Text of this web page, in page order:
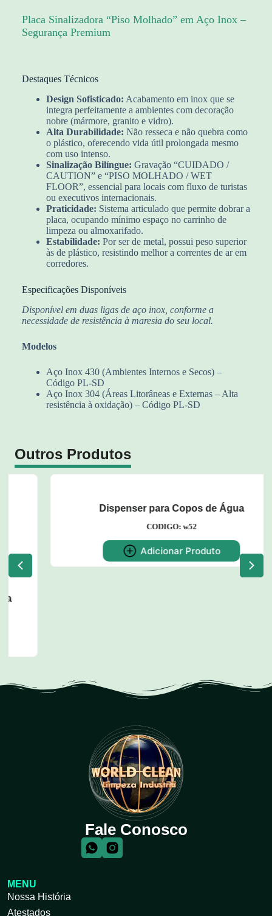
Placa Sinalizadora “Piso Molhado” em Aço Inox –
Segurança Premium
Destaques Técnicos
Design Sofisticado: Acabamento em inox que se
integra perfeitamente a ambientes com decoração
nobre (mármore, granito e vidro).
Alta Durabilidade: Não resseca e não quebra como
o plástico, oferecendo vida útil prolongada mesmo
com uso intenso.
Sinalização Bilíngue: Gravação “CUIDADO /
CAUTION” e “PISO MOLHADO / WET
FLOOR”, essencial para locais com fluxo de turistas
ou executivos internacionais.
Praticidade: Sistema articulado que permite dobrar a
placa, ocupando mínimo espaço no carrinho de
limpeza ou almoxarifado.
Estabilidade: Por ser de metal, possui peso superior
às de plástico, resistindo melhor a correntes de ar em
corredores.
Especificações Disponíveis
Disponível em duas ligas de aço inox, conforme a
necessidade de resistência à maresia do seu local.
Modelos
Aço Inox 430 (Ambientes Internos e Secos) –
Código PL-SD
Aço Inox 304 (Áreas Litorâneas e Externas – Alta
resistência à oxidação) – Código PL-SD
Outros Produtos
Fale Conosco
MENU
Nossa História
Atestados